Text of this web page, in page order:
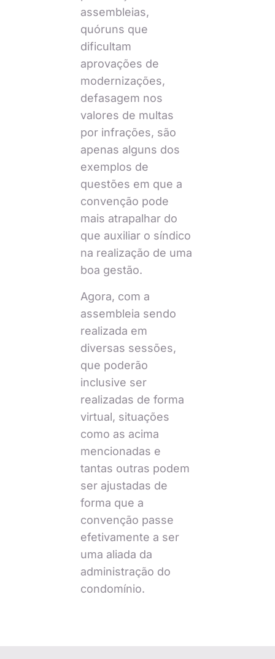
assembleias,
quóruns que
dificultam
aprovações de
modernizações,
defasagem nos
valores de multas
por infrações, são
apenas alguns dos
exemplos de
questões em que a
convenção pode
mais atrapalhar do
que auxiliar o síndico
na realização de uma
boa gestão.
Agora, com a
assembleia sendo
realizada em
diversas sessões,
que poderão
inclusive ser
realizadas de forma
virtual, situações
como as acima
mencionadas e
tantas outras podem
ser ajustadas de
forma que a
convenção passe
efetivamente a ser
uma aliada da
administração do
condomínio.